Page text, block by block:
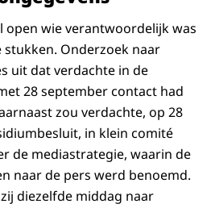
open wie verantwoordelijk was
Onderzoek naar
uit dat verdachte in de
28 september contact had
zou verdachte, op 28
in klein comité
de mediastrategie, waarin de
naar de pers werd benoemd.
diezelfde middag naar